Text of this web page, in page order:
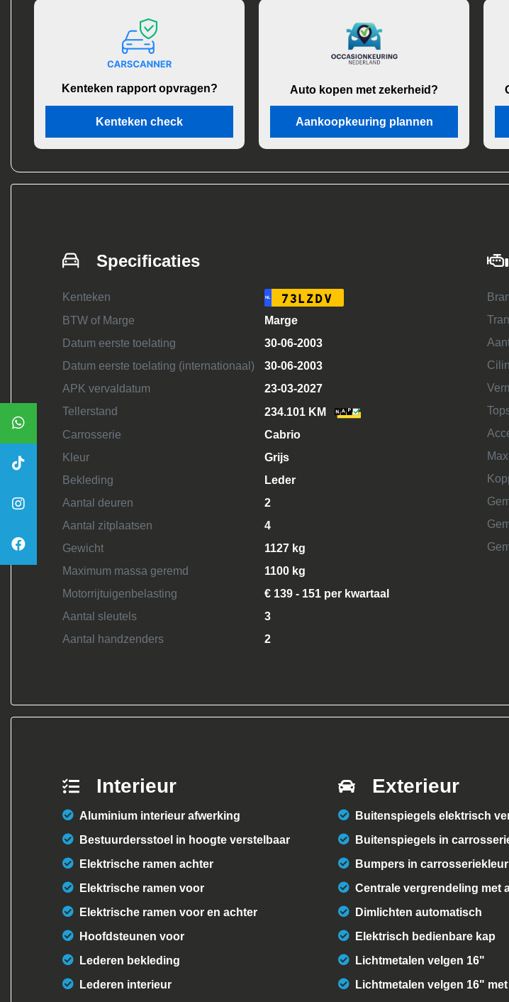
Kenteken rapport opvragen?
Kenteken check
Auto kopen met zekerheid?
Aankoopkeuring plannen
Specificaties
Kenteken NL 73LZDV
BTW of Marge
Marge
Datum eerste toelating
30-06-2003
Datum eerste toelating (internationaal)
30-06-2003
APK vervaldatum
23-03-2027
Tellerstand
234.101 KM
Carrosserie
Cabrio
Kleur
Grijs
Bekleding
Leder
Aantal deuren
2
Aantal zitplaatsen
4
Gewicht
1127 kg
Maximum massa geremd
1100 kg
Motorrijtuigenbelasting
€ 139 - 151 per kwartaal
Aantal sleutels
3
Aantal handzenders
2
Interieur
Aluminium interieur afwerking
Bestuurdersstoel in hoogte verstelbaar
Elektrische ramen achter
Elektrische ramen voor
Elektrische ramen voor en achter
Hoofdsteunen voor
Lederen bekleding
Lederen interieur
Exterieur
Buitenspiegels elektrisch
Buitenspiegels in
Bumpers in carrosseriekleur
Centrale vergrendeling met
Dimlichten automatisch
Elektrisch bedienbare kap
Lichtmetalen velgen 16"
Lichtmetalen velgen 16"